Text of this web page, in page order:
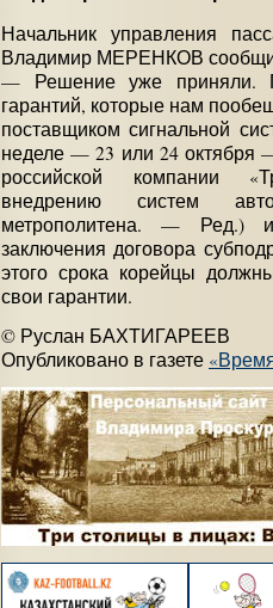
Начальник управления
Владимир МЕРЕНКОВ
— Решение уже приняли.
гарантий, которые нам
поставщиком сигнальной
неделе — 23 или 24
российской компании
внедрению систем
метрополитена. — Ред.)
заключения договора
этого срока корейцы
свои гарантии.
© Руслан БАХТИГАРЕЕВ
Опубликовано в газете